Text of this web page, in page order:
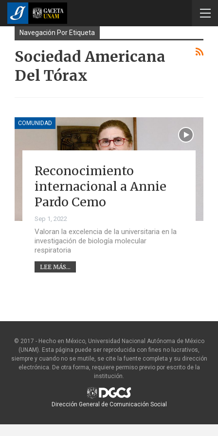
Navegación Por Etiqueta
Sociedad Americana
Del Tórax
COMUNIDAD
Reconocimiento
internacional a Annie
Pardo Cemo
Sep 1, 2022
Valoran la excelencia de la universitaria en la
investigación de biología molecular
respiratoria
LEE MÁS...
© 2017 - Hecho en México, Universidad Nacional Autónoma de México
(UNAM). Esta página puede ser reproducida con fines no lucrativos,
siempre y cuando no se mutile, se cite la fuente completa y su dirección
electrónica. De otra forma, requiere permiso previo por escrito de la
institución.
Dirección General de Comunicación Social